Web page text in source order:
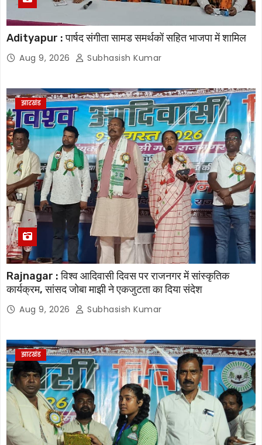
Adityapur : पार्षद संगीता सामड समर्थकों सहित भाजपा में शामिल
Aug 9, 2026 Subhasish Kumar
झारखंड
Rajnagar : विश्व आदिवासी दिवस पर राजनगर में सांस्कृतिक
कार्यक्रम, सांसद जोबा माझी ने एकजुटता का दिया संदेश
Aug 9, 2026 Subhasish Kumar
झारखंड